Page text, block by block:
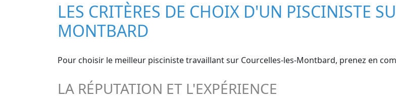
LES CRITÈRES DE CHOIX D'UN PISCINISTE
MONTBARD
Pour choisir le meilleur pisciniste travaillant sur Courcelles-les-Montbard, prenez en
LA RÉPUTATION ET L'EXPÉRIENCE